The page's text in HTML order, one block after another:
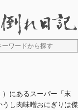
にあるスーパー「末
し肉味噌おにぎりは傑